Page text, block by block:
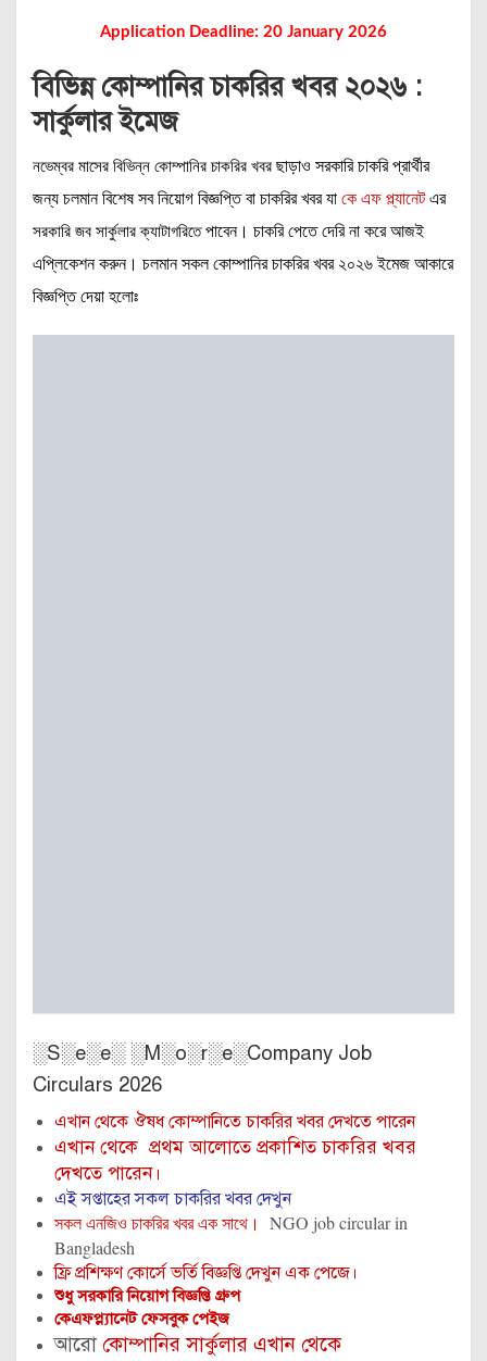
Application Deadline: 20 January 2026
বিভিন্ন কোম্পানির চাকরির খবর ২০২৬ :
সার্কুলার ইমেজ
নভেম্বর মাসের বিভিন্ন কোম্পানির চাকরির খবর ছাড়াও সরকারি চাকরি প্রার্থীর
জন্য চলমান বিশেষ সব নিয়োগ বিজ্ঞপ্তি বা চাকরির খবর যা কে এফ প্ল্যানেটএর
সরকারি জব সার্কুলার ক্যাটাগরিতেপাবেন। চাকরি পেতে দেরি না করে আজই
এপ্লিকেশন করুন। চলমান সকল কোম্পানির চাকরির খবর ২০২৬ ইমেজ আকারে
বিজ্ঞপ্তি দেয়া হলোঃ
░S░e░e░ ░M░o░r░e░Company Job
Circulars 2026
এখান থেকে ঔষধ কোম্পানিতে চাকরির খবর দেখতে পারেন
এখান থেকে প্রথম আলোতে প্রকাশিত চাকরির খবর
দেখতে পারেন।
এই সপ্তাহের সকল চাকরির খবর দেখুন
সকল এনজিও চাকরির খবর এক সাথে।
NGO job circular in
Bangladesh
ফ্রি প্রশিক্ষণ কোর্সে ভর্তি বিজ্ঞপ্তি দেখুন এক পেজে।
শুধু সরকারি নিয়োগ বিজ্ঞপ্তি গ্রুপ
কেএফপ্ল্যানেট ফেসবুক পেইজ
আরো কোম্পানির সার্কুলার এখান থেকে